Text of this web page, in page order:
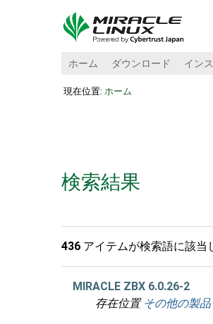
ホーム ダウンロード イン
現在位置: ホーム
検索結果
436 アイテムが検索語に該当
MIRACLE ZBX 6.0.26-2
存在位置 その他の製